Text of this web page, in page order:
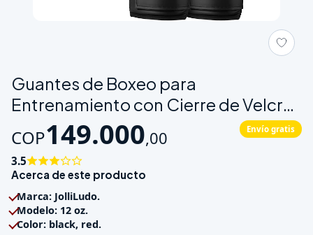
Guantes de Boxeo para
Entrenamiento con Cierre de Velcro
COP149.000,00 Envío gratis
3.5
Acerca de este producto
Marca: JolliLudo.
Modelo: 12 oz.
Color: black, red.